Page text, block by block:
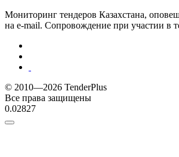
Мониторинг тендеров Казахстана,
на e-mail. Сопровождение при участии в
© 2010—2026 TenderPlus
Все права защищены
0.02827